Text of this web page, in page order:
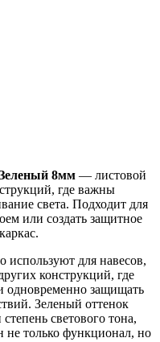
8мм — листовой
где важны
света. Подходит для
или создать защитное
используют для навесов,
конструкций, где
одновременно защищать
Зеленый оттенок
светового тона,
не только функционал, но